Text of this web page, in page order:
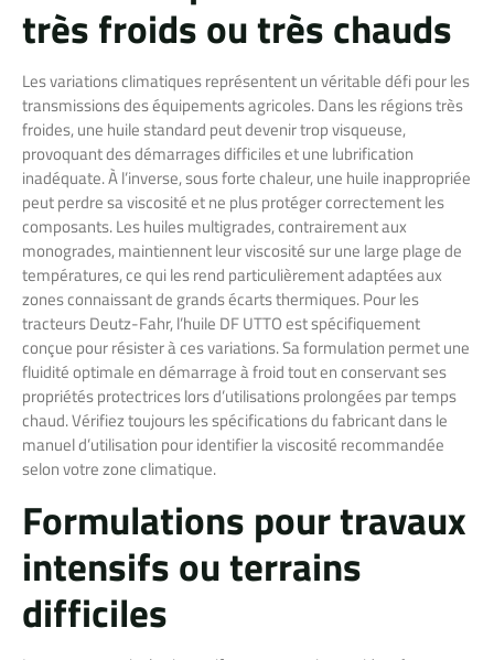
très froids ou très chauds
Les variations climatiques représentent un véritable défi pour les
transmissions des équipements agricoles. Dans les régions très
froides, une huile standard peut devenir trop visqueuse,
provoquant des démarrages difficiles et une lubrification
inadéquate. À l’inverse, sous forte chaleur, une huile inappropriée
peut perdre sa viscosité et ne plus protéger correctement les
composants. Les huiles multigrades, contrairement aux
monogrades, maintiennent leur viscosité sur une large plage de
températures, ce qui les rend particulièrement adaptées aux
zones connaissant de grands écarts thermiques. Pour les
tracteurs Deutz-Fahr, l’huile DF UTTO est spécifiquement
conçue pour résister à ces variations. Sa formulation permet une
fluidité optimale en démarrage à froid tout en conservant ses
propriétés protectrices lors d’utilisations prolongées par temps
chaud. Vérifiez toujours les spécifications du fabricant dans le
manuel d’utilisation pour identifier la viscosité recommandée
selon votre zone climatique.
Formulations pour travaux
intensifs ou terrains
difficiles